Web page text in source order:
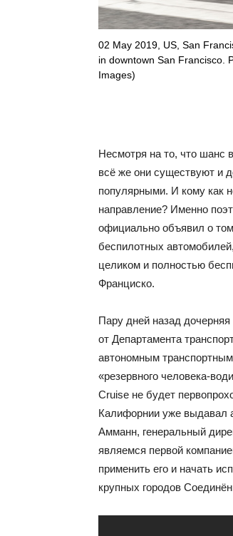
02 May 2019, US, San
in downtown San Francisco.
Images)
Несмотря на то, что шанс
всё же они существуют и
популярными. И кому как
направление? Именно
официально объявил о
беспилотных
целиком и полностью
Франциско.
Пару дней назад
от Департамента
автономным
«резервного человека-
Cruise не будет
Калифорнии уже выдавал
Амманн, генеральный
являемся первой
применить его и начать
крупных городов